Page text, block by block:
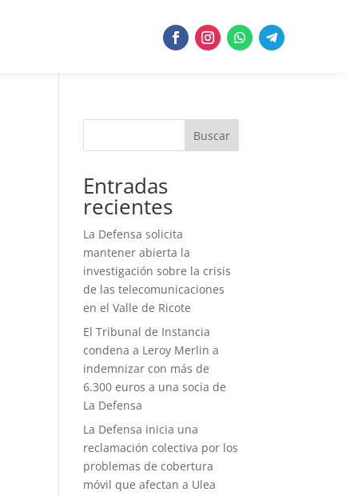
Buscar
Entradas
recientes
La Defensa solicita
mantener abierta la
investigación sobre la crisis
de las telecomunicaciones
en el Valle de Ricote
El Tribunal de Instancia
condena a Leroy Merlin a
indemnizar con más de
6.300 euros a una socia de
La Defensa
La Defensa inicia una
reclamación colectiva por los
problemas de cobertura
móvil que afectan a Ulea